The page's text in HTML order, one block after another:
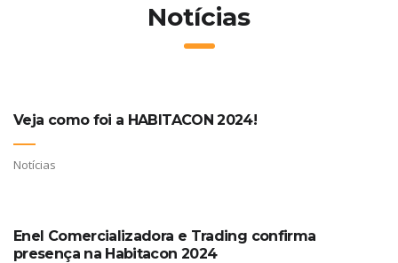
Notícias
Veja como foi a HABITACON 2024!
Notícias
Enel Comercializadora e Trading confirma
presença na Habitacon 2024